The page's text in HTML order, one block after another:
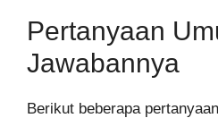
Pertanyaan
Jawabannya
Berikut beberapa